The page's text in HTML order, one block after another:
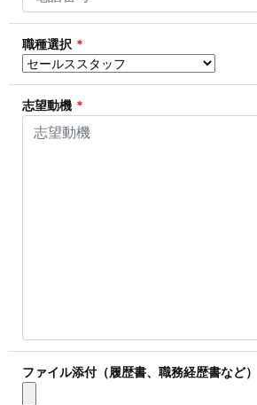
職種選択 *
志望動機 *
ファイル添付（履歴書、職務経歴書など）